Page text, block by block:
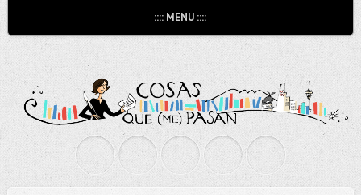
:::: MENU ::::